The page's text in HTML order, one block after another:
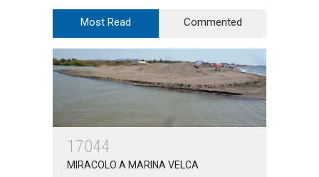
Most Read Commented
17044
MIRACOLO A MARINA VELCA